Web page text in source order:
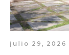
julio 29, 2026